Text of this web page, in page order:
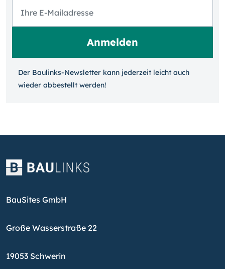
Der Baulinks-Newsletter kann jeder­zeit leicht auch
wieder ab­bestellt werden!
BauSites GmbH
Große Wasserstraße 22
19053 Schwerin